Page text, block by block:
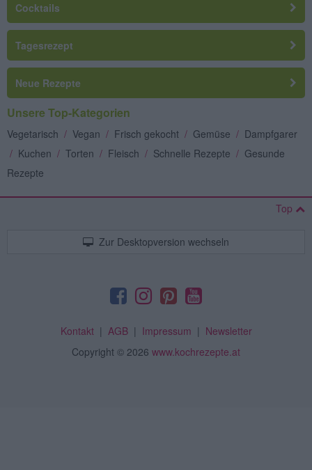
Cocktails
Tagesrezept
Neue Rezepte
Unsere Top-Kategorien
Vegetarisch / Vegan / Frisch gekocht / Gemüse / Dampfgarer
/ Kuchen / Torten / Fleisch / Schnelle Rezepte / Gesunde
Rezepte
Top
Zur Desktopversion wechseln
Kontakt| AGB| Impressum | Newsletter
Copyright © 2026 www.kochrezepte.at